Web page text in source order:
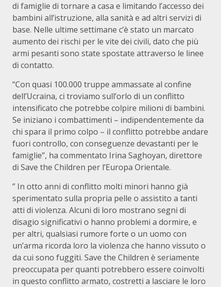
di famiglie di tornare a casa e limitando l’accesso dei
bambini all’istruzione, alla sanità e ad altri servizi di
base. Nelle ultime settimane c’è stato un marcato
aumento dei rischi per le vite dei civili, dato che più
armi pesanti sono state spostate attraverso le linee
di contatto.
“Con quasi 100.000 truppe ammassate al confine
dell’Ucraina, ci troviamo sull’orlo di un conflitto
intensificato che potrebbe colpire milioni di bambini.
Se iniziano i combattimenti – indipendentemente da
chi spara il primo colpo – il conflitto potrebbe andare
fuori controllo, con conseguenze devastanti per le
famiglie”, ha commentato Irina Saghoyan, direttore
di Save the Children per l’Europa Orientale.
” In otto anni di conflitto molti minori hanno già
sperimentato sulla propria pelle o assistito a tanti
atti di violenza. Alcuni di loro mostrano segni di
disagio significativi o hanno problemi a dormire, e
per altri, qualsiasi rumore forte o un uomo con
un’arma ricorda loro la violenza che hanno vissuto o
da cui sono fuggiti. Save the Children è seriamente
preoccupata per quanti potrebbero essere coinvolti
in questo conflitto armato, costretti a lasciare le loro